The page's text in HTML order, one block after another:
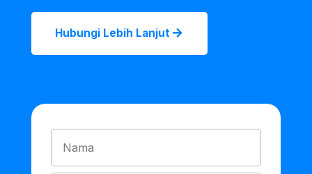
Hubungi Lebih Lanjut